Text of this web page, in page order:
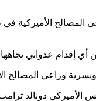
الأميركية